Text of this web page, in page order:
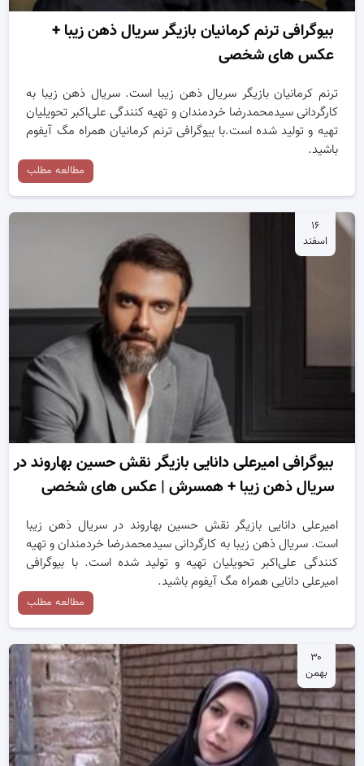
بیوگرافی ترنم کرمانیان بازیگر سریال ذهن زیبا +
عکس های شخصی
ترنم کرمانیان بازیگر سریال ذهن زیبا است. سریال ذهن زیبا به
کارگردانی سیدمحمدرضا خردمندان و تهیه کنندگی علی‌اکبر تحویلیان
تهیه و تولید شده است.با بیوگرافی ترنم کرمانیان همراه مگ آیفوم
باشید.
مطالعه مطلب
۱۶
اسفند
بیوگرافی امیرعلی دانایی بازیگر نقش حسین بهاروند در
سریال ذهن زیبا + همسرش | عکس های شخصی
امیرعلی دانایی بازیگر نقش حسین بهاروند در سریال ذهن زیبا
است. سریال ذهن زیبا به کارگردانی سیدمحمدرضا خردمندان و تهیه
کنندگی علی‌اکبر تحویلیان تهیه و تولید شده است. با بیوگرافی
امیرعلی دانایی همراه مگ آیفوم باشید.
مطالعه مطلب
۳۰
بهمن